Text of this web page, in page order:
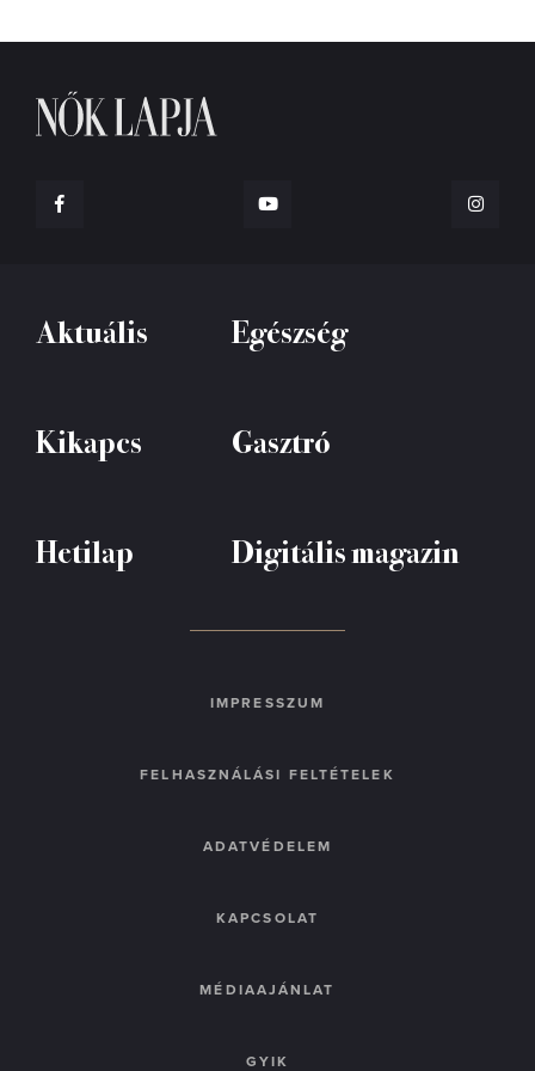
Aktuális Egészség
Kikapcs Gasztró
Hetilap Digitális magazin
IMPRESSZUM
FELHASZNÁLÁSI FELTÉTELEK
ADATVÉDELEM
KAPCSOLAT
MÉDIAAJÁNLAT
GYIK